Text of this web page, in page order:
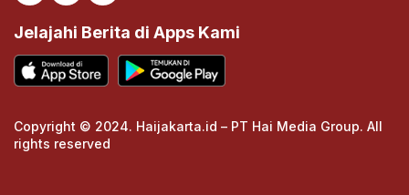
Jelajahi Berita di Apps Kami
Copyright © 2024. Haijakarta.id – PT Hai Media Group. All
rights reserved